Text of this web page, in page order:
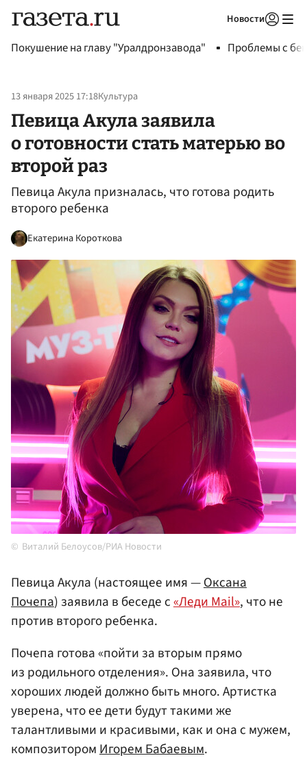
Новости
Покушение на главу "Уралдронзавода" Проблемы с
13 января 2025 17:18Культура
Певица Акула заявила
о готовности стать матерью во
второй раз
Певица Акула призналась, что готова родить
второго ребенка
Екатерина Короткова
Виталий Белоусов/РИА Новости
Певица Акула (настоящее имя —Оксана
Почепа) заявила в беседе с«Леди Mail», что не
против второго ребенка.
Почепа готова «пойти за вторым прямо
из родильного отделения». Она заявила, что
хороших людей должно быть много. Артистка
уверена, что ее дети будут такими же
талантливыми и красивыми, как и она с мужем,
композиторомИгорем Бабаевым.